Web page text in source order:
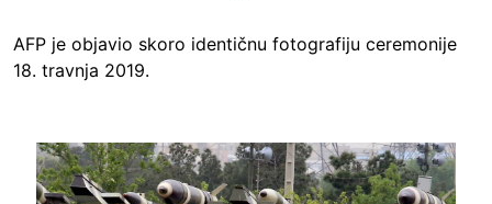
AFP je objavio skoro identičnu fotografiju ceremonije
18. travnja 2019.
Image